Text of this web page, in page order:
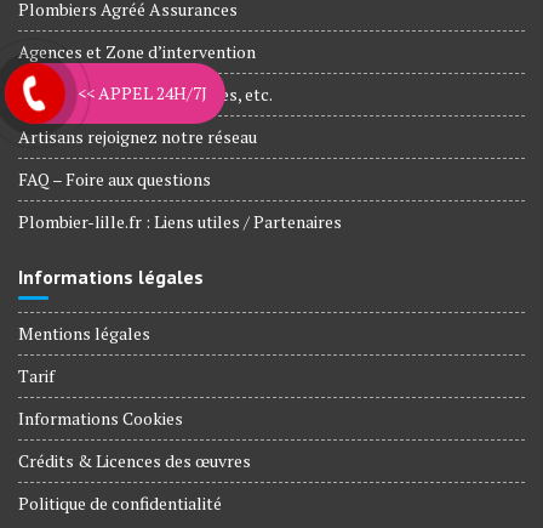
Plombiers Agréé Assurances
Agences et Zone d’intervention
Nos engagements, Garanties, etc.
Artisans rejoignez notre réseau
FAQ – Foire aux questions
Plombier-lille.fr : Liens utiles / Partenaires
Informations légales
Mentions légales
Tarif
Informations Cookies
Crédits & Licences des œuvres
Politique de confidentialité
<< APPEL 24H/7J